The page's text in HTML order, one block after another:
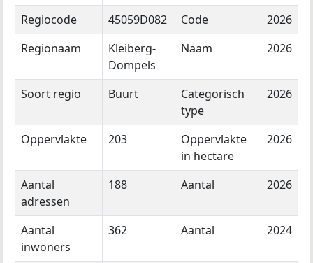
Regiocode
45059D082 Code
2026
Regionaam
Kleiberg-
Dompels
Naam 2026
Soort regio Buurt
Categorisch
type
2026
Oppervlakte 203
Oppervlakte
in hectare
2026
Aantal
adressen
188 Aantal 2026
Aantal
inwoners
362 Aantal 2024